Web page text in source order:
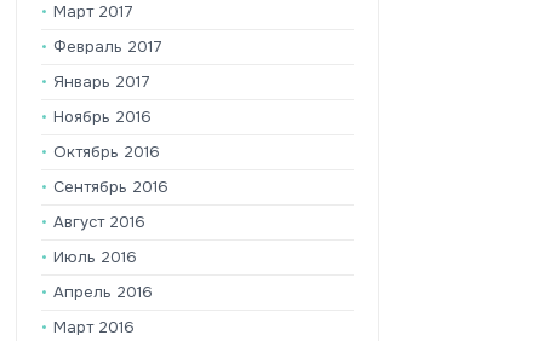
Март 2017
Февраль 2017
Январь 2017
Ноябрь 2016
Октябрь 2016
Сентябрь 2016
Август 2016
Июль 2016
Апрель 2016
Март 2016